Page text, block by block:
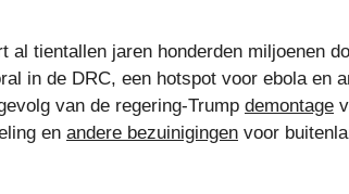
al tientallen jaren honderden miljoenen
in de DRC, een hotspot voor ebola en
van de regering-Trump demontage
en andere bezuinigingen voor